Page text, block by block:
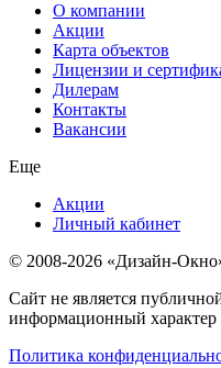
О компании
Акции
Карта объектов
Лицензии и
Дилерам
Контакты
Вакансии
Еще
Акции
Личный кабинет
© 2008-2026 «Дизайн-
Сайт не является
информационный характер
Политика